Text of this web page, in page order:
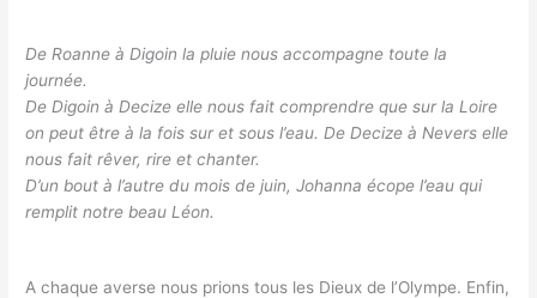
De Roanne à Digoin la pluie nous accompagne toute la
journée.
De Digoin à Decize elle nous fait comprendre que sur la Loire
on peut être à la fois sur et sous l’eau. De Decize à Nevers elle
nous fait rêver, rire et chanter.
D’un bout à l’autre du mois de juin, Johanna écope l’eau qui
remplit notre beau Léon.
A chaque averse nous prions tous les Dieux de l’Olympe. Enfin,